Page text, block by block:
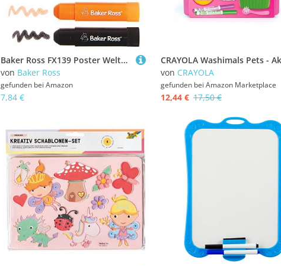
Baker Ross FX139 Poster Weltall-6er Pack, Malstifte, Plakat Stifte, Malen für Kinder
von Baker Ross
gefunden bei Amazon
7,84 €
von CRAYOLA
gefunden bei Amazon Marketplace
12,44 € 17,50 €